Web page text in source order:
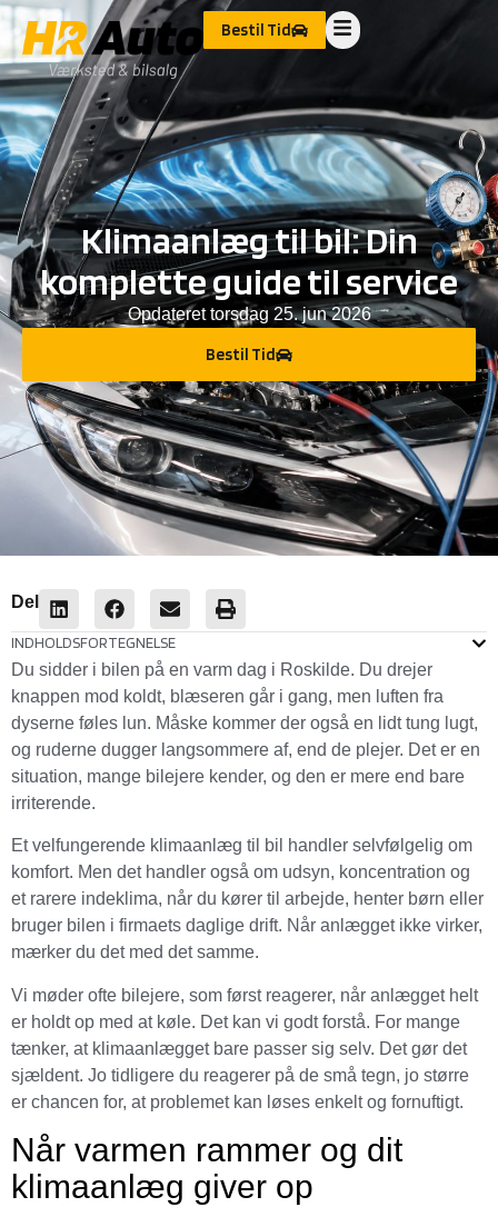
Bestil Tid
Klimaanlæg til bil: Din
komplette guide til service
Opdateret torsdag 25. jun 2026
Bestil Tid
Del
INDHOLDSFORTEGNELSE
Du sidder i bilen på en varm dag i Roskilde. Du drejer
knappen mod koldt, blæseren går i gang, men luften fra
dyserne føles lun. Måske kommer der også en lidt tung lugt,
og ruderne dugger langsommere af, end de plejer. Det er en
situation, mange bilejere kender, og den er mere end bare
irriterende.
Et velfungerende klimaanlæg til bil handler selvfølgelig om
komfort. Men det handler også om udsyn, koncentration og
et rarere indeklima, når du kører til arbejde, henter børn eller
bruger bilen i firmaets daglige drift. Når anlægget ikke virker,
mærker du det med det samme.
Vi møder ofte bilejere, som først reagerer, når anlægget helt
er holdt op med at køle. Det kan vi godt forstå. For mange
tænker, at klimaanlægget bare passer sig selv. Det gør det
sjældent. Jo tidligere du reagerer på de små tegn, jo større
er chancen for, at problemet kan løses enkelt og fornuftigt.
Når varmen rammer og dit
klimaanlæg giver op